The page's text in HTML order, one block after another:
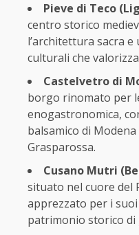
Pieve di Teco
centro storico
l’architettura sacra
culturali che
Castelvetro di
borgo rinomato per
enogastronomica,
balsamico di
Grasparossa.
Cusano Mutri
situato nel cuore del
apprezzato per i
patrimonio storico di